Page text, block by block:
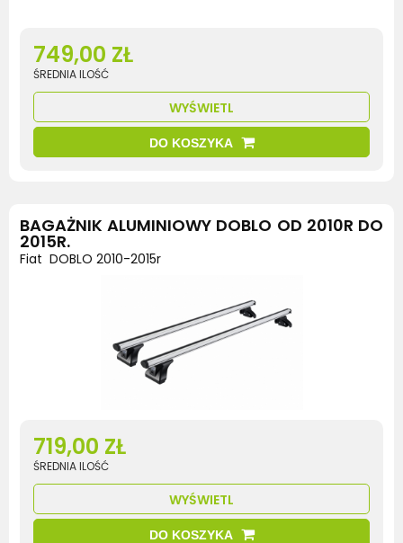
749,00 ZŁ
ŚREDNIA ILOŚĆ
WYŚWIETL
DO KOSZYKA
BAGAŻNIK ALUMINIOWY DOBLO OD 2010R DO
2015R.
Fiat DOBLO 2010-2015r
719,00 ZŁ
ŚREDNIA ILOŚĆ
WYŚWIETL
DO KOSZYKA